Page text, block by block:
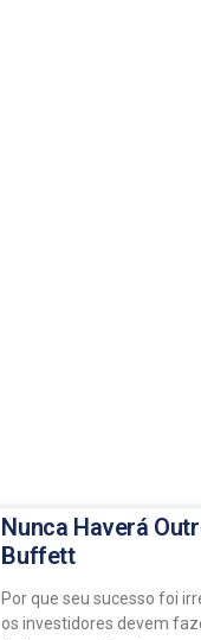
Nunca Haverá
Buffett
Por que seu sucesso foi
os investidores devem